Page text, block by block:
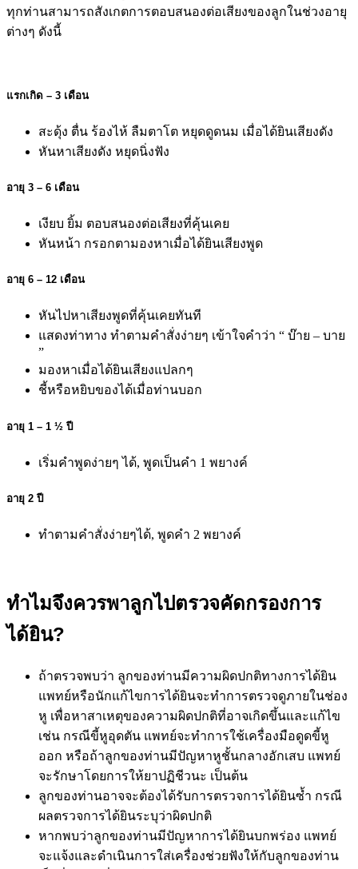
ทุกท่านสามารถสังเกตการตอบสนองต่อเสียงของลูกในช่วงอายุ
ต่างๆ ดังนี้
แรกเกิด – 3 เดือน
สะดุ้ง ตื่น ร้องไห้ ลืมตาโต หยุดดูดนม เมื่อได้ยินเสียงดัง
หันหาเสียงดัง หยุดนิ่งฟัง
อายุ 3 – 6 เดือน
เงียบ ยิ้ม ตอบสนองต่อเสียงที่คุ้นเคย
หันหน้า กรอกตามองหาเมื่อได้ยินเสียงพูด
อายุ 6 – 12 เดือน
หันไปหาเสียงพูดที่คุ้นเคยทันที
แสดงท่าทาง ทำตามคำสั่งง่ายๆ เข้าใจคำว่า “ บ๊าย – บาย
”
มองหาเมื่อได้ยินเสียงแปลกๆ
ชี้หรือหยิบของได้เมื่อท่านบอก
อายุ 1 – 1 ½ ปี
เริ่มคำพูดง่ายๆ ได้, พูดเป็นคำ 1 พยางค์
อายุ 2 ปี
ทำตามคำสั่งง่ายๆได้, พูดคำ 2 พยางค์
ทำไมจึงควรพาลูกไปตรวจคัดกรองการ
ได้ยิน?
ถ้าตรวจพบว่า ลูกของท่านมีความผิดปกติทางการได้ยิน
แพทย์หรือนักแก้ไขการได้ยินจะทำการตรวจดูภายในช่อง
หู เพื่อหาสาเหตุของความผิดปกติที่อาจเกิดขึ้นและแก้ไข
เช่น กรณีขี้หูอุดตัน แพทย์จะทำการใช้เครื่องมือดูดขี้หู
ออก หรือถ้าลูกของท่านมีปัญหาหูชั้นกลางอักเสบ แพทย์
จะรักษาโดยการให้ยาปฏิชีวนะ เป็นต้น
ลูกของท่านอาจจะต้องได้รับการตรวจการได้ยินซ้ำ กรณี
ผลตรวจการได้ยินระบุว่าผิดปกติ
หากพบว่าลูกของท่านมีปัญหาการได้ยินบกพร่อง แพทย์
จะแจ้งและดำเนินการใส่เครื่องช่วยฟังให้กับลูกของท่าน